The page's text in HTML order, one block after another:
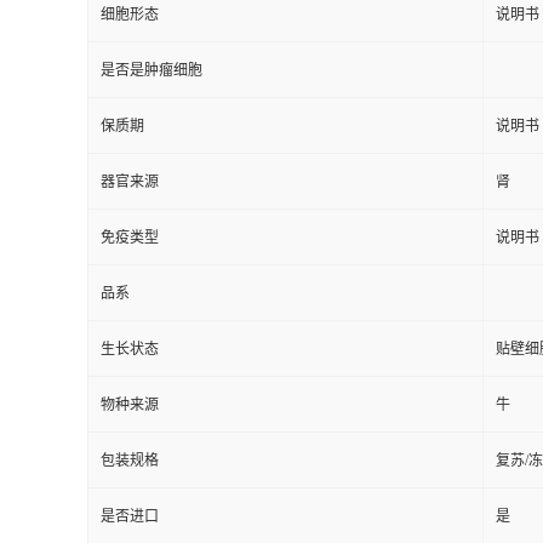
细胞形态 说明书
是否是肿瘤细胞
保质期 说明书
器官来源 肾
免疫类型 说明书
品系
生长状态 贴壁细
物种来源 牛
包装规格 复苏/
是否进口 是